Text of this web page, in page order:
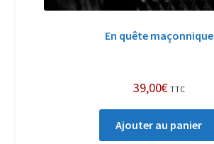
En quête maçonnique
39,00€ TTC
Ajouter au panier